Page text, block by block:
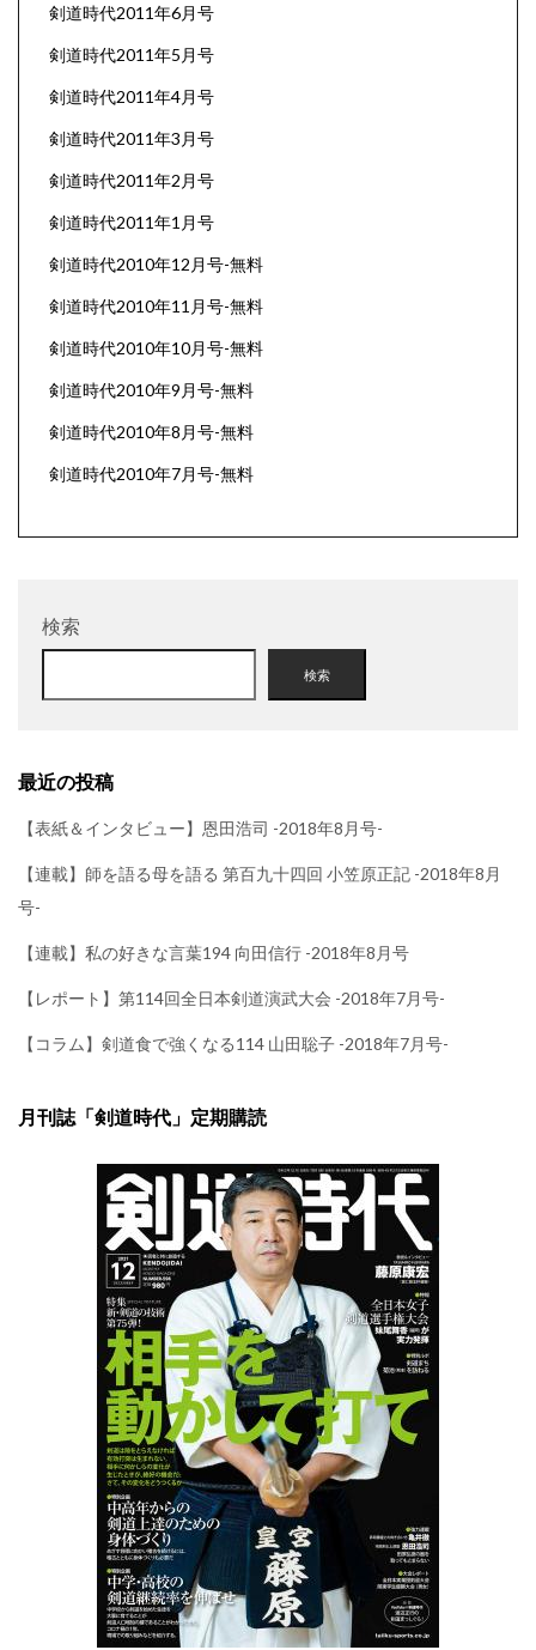
剣道時代2011年6月号
剣道時代2011年5月号
剣道時代2011年4月号
剣道時代2011年3月号
剣道時代2011年2月号
剣道時代2011年1月号
剣道時代2010年12月号-無料
剣道時代2010年11月号-無料
剣道時代2010年10月号-無料
剣道時代2010年9月号-無料
剣道時代2010年8月号-無料
剣道時代2010年7月号-無料
検索
検索
最近の投稿
【表紙＆インタビュー】恩田浩司 -2018年8月号-
【連載】師を語る母を語る 第百九十四回 小笠原正記 -2018年8月
号-
【連載】私の好きな言葉194 向田信行 -2018年8月号
【レポート】第114回全日本剣道演武大会 -2018年7月号-
【コラム】剣道食で強くなる114 山田聡子 -2018年7月号-
月刊誌「剣道時代」定期購読